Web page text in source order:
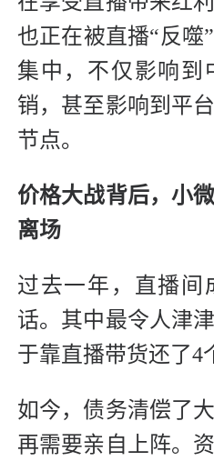
也正在被直播“反噬
集中，不仅影响到
销，甚至影响到平
节点。
价格大战背后，小
离场
过去一年，直播间
话。其中最令人津
于靠直播带货还了4
如今，债务清偿了
再需要亲自上阵。